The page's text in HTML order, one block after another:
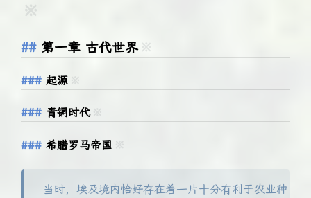
※
第一章 古代世界 ※
起源
青铜时代
希腊罗马帝国
当时，埃及境内恰好存在着一片十分有利于农业种